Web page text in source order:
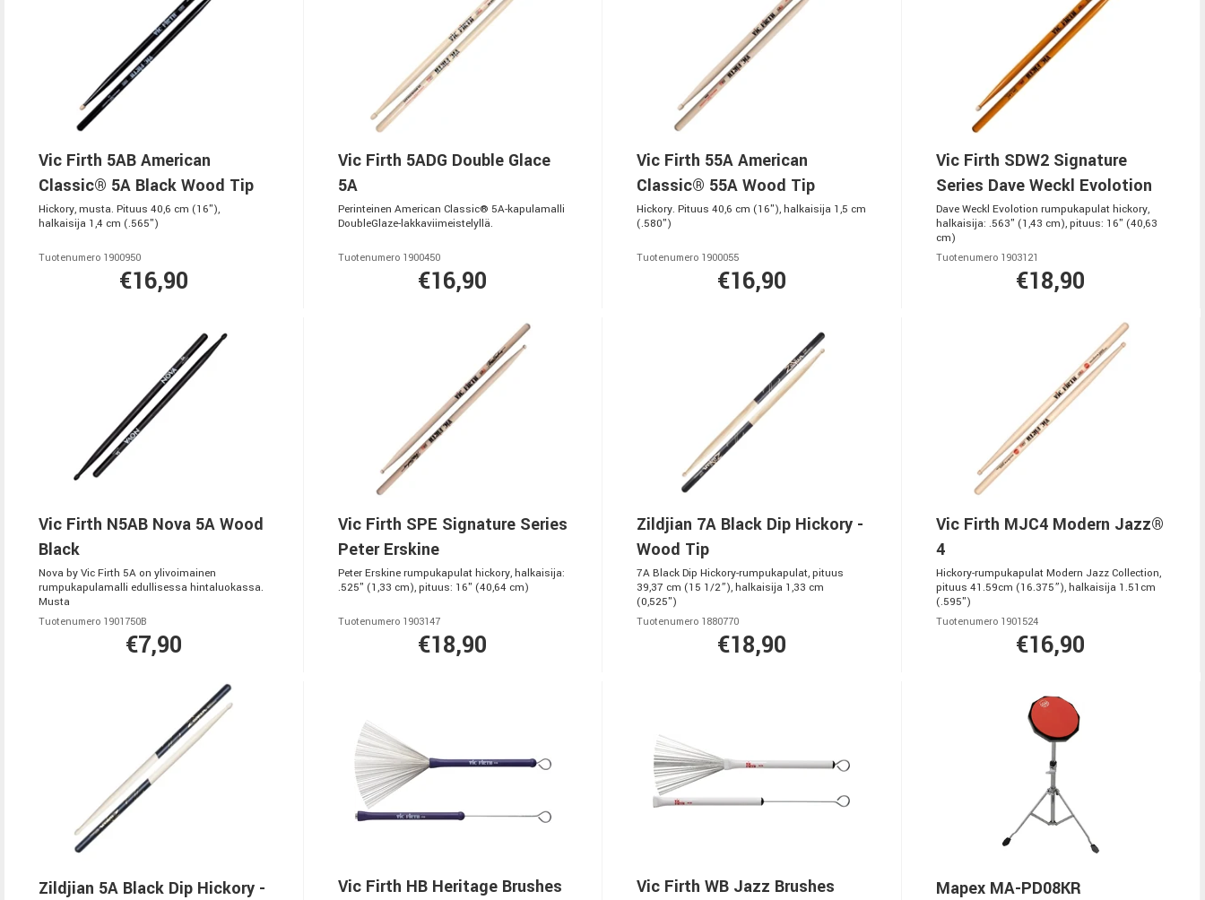
Vic Firth 5AB American
Classic® 5A Black Wood Tip
Hickory, musta. Pituus 40,6 cm (16"),
halkaisija 1,4 cm (.565")
Tuotenumero 1900950
€16,90
Vic Firth 5ADG Double Glace
5A
Perinteinen American Classic® 5A-kapulamalli
DoubleGlaze-lakkaviimeistelyllä.
Tuotenumero 1900450
€16,90
Vic Firth 55A American
Classic® 55A Wood Tip
Hickory. Pituus 40,6 cm (16"), halkaisija 1,5 cm
(.580")
Tuotenumero 1900055
€16,90
Vic Firth SDW2 Signature
Series Dave Weckl Evolotion
Dave Weckl Evolotion rumpukapulat hickory,
halkaisija: .563" (1,43 cm), pituus: 16" (40,63
cm)
Tuotenumero 1903121
€18,90
Vic Firth N5AB Nova 5A Wood
Black
Nova by Vic Firth 5A on ylivoimainen
rumpukapulamalli edullisessa hintaluokassa.
Musta
Tuotenumero 1901750B
€7,90
Vic Firth SPE Signature Series
Peter Erskine
Peter Erskine rumpukapulat hickory, halkaisija:
.525" (1,33 cm), pituus: 16" (40,64 cm)
Tuotenumero 1903147
€18,90
Zildjian 7A Black Dip Hickory -
Wood Tip
7A Black Dip Hickory-rumpukapulat, pituus
39,37 cm (15 1/2”), halkaisija 1,33 cm
(0,525")
Tuotenumero 1880770
€18,90
Vic Firth MJC4 Modern Jazz®
4
Hickory-rumpukapulat Modern Jazz Collection,
pituus 41.59cm (16.375”), halkaisija 1.51cm
(.595")
Tuotenumero 1901524
€16,90
Zildjian 5A Black Dip Hickory - Vic Firth HB Heritage Brushes Vic Firth WB Jazz Brushes Mapex MA-PD08KR